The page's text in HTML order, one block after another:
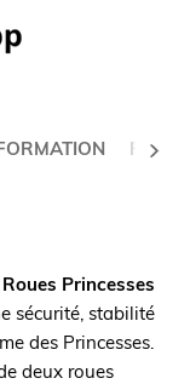
Princesses
sécurité, stabilité
des Princesses.
deux roues
NEXT